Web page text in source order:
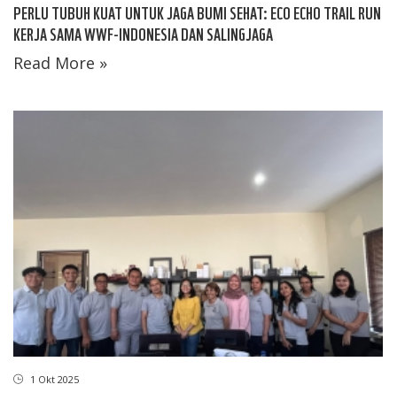
PERLU TUBUH KUAT UNTUK JAGA BUMI SEHAT: ECO ECHO TRAIL RUN
KERJA SAMA WWF-INDONESIA DAN SALINGJAGA
Read More »
1 Okt 2025